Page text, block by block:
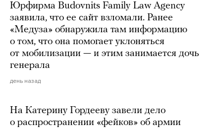
Юрфирма Budovnits Family Law Agency
заявила, что ее сайт взломали. Ранее
«Медуза» обнаружила там информацию
о том, что она помогает уклоняться
от мобилизации — и этим занимается дочь
генерала
день назад
На Катерину Гордееву завели дело
о распространении «фейков» об армии